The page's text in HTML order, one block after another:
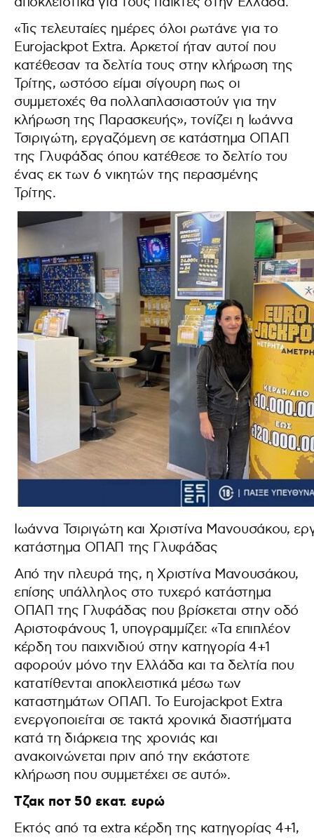
«Τις τελευταίες ημέρες όλοι ρωτάνε για το
Eurojackpot Extra. Αρκετοί ήταν αυτοί που
κατέθεσαν τα δελτία τους στην κλήρωση της
Τρίτης, ωστόσο είμαι σίγουρη πως οι
συμμετοχές θα πολλαπλασιαστούν για την
κλήρωση της Παρασκευής», τονίζει η Ιωάννα
Τσιριγώτη, εργαζόμενη σε κατάστημα ΟΠΑΠ
της Γλυφάδας όπου κατέθεσε το δελτίο του
ένας εκ των 6 νικητών της περασμένης
Τρίτης.
Ιωάννα Τσιριγώτη και Χριστίνα Μανουσάκου,
κατάστημα ΟΠΑΠ της Γλυφάδας
Από την πλευρά της, η Χριστίνα Μανουσάκου,
επίσης υπάλληλος στο τυχερό κατάστημα
ΟΠΑΠ της Γλυφάδας που βρίσκεται στην οδό
Αριστοφάνους 1, υπογραμμίζει: «Τα επιπλέον
κέρδη του παιχνιδιού στην κατηγορία 4+1
αφορούν μόνο την Ελλάδα και τα δελτία που
κατατίθενται αποκλειστικά μέσω των
καταστημάτων ΟΠΑΠ. Το Eurojackpot Extra
ενεργοποιείται σε τακτά χρονικά διαστήματα
κατά τη διάρκεια της χρονιάς και
ανακοινώνεται πριν από την εκάστοτε
κλήρωση που συμμετέχει σε αυτό».
Τζακ ποτ 50 εκατ. ευρώ
Εκτός από τα extra κέρδη της κατηγορίας 4+1,